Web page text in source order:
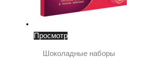
Просмотр
Шоколадные наборы